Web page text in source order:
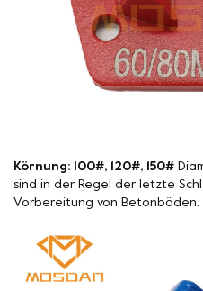
Körnung: 100#, 120#, 150#
sind in der Regel der letzte
Vorbereitung von Betonböden.